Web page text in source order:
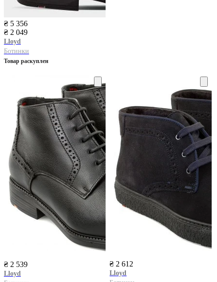
₴ 5 356
₴ 2 049
Lloyd
Ботинки
Товар раскуплен
₴ 2 539
Lloyd
₴ 2 612
Lloyd